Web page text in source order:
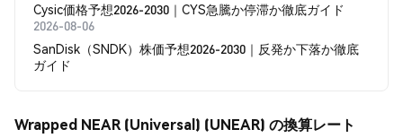
Cysic価格予想2026-2030｜CYS急騰か停滞か徹底ガイド
2026-08-06
SanDisk（SNDK）株価予想2026-2030｜反発か下落か徹底
ガイド
Wrapped NEAR (Universal) (UNEAR) の換算レート